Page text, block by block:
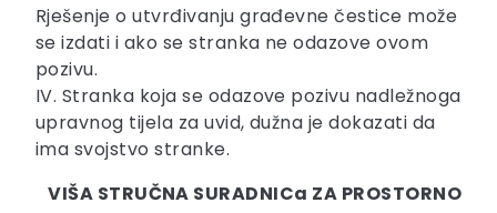
Rješenje o utvrđivanju građevne čestice može
se izdati i ako se stranka ne odazove ovom
pozivu.
IV. Stranka koja se odazove pozivu nadležnoga
upravnog tijela za uvid, dužna je dokazati da
ima svojstvo stranke.
VIŠA STRUČNA SURADNICa ZA PROSTORNO